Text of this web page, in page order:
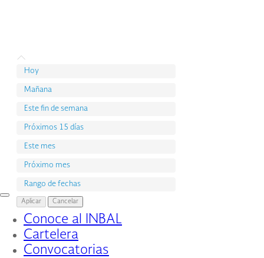
Interruptor
de
Navegación
Conoce al INBAL
Cartelera
Convocatorias
Hoy
Mañana
Este fin de semana
Próximos 15 días
Este mes
Próximo mes
Rango de fechas
Aplicar Cancelar